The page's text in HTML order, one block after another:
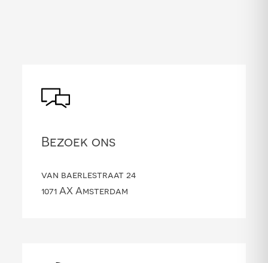
Bezoek ons
van baerlestraat 24
1071 AX Amsterdam